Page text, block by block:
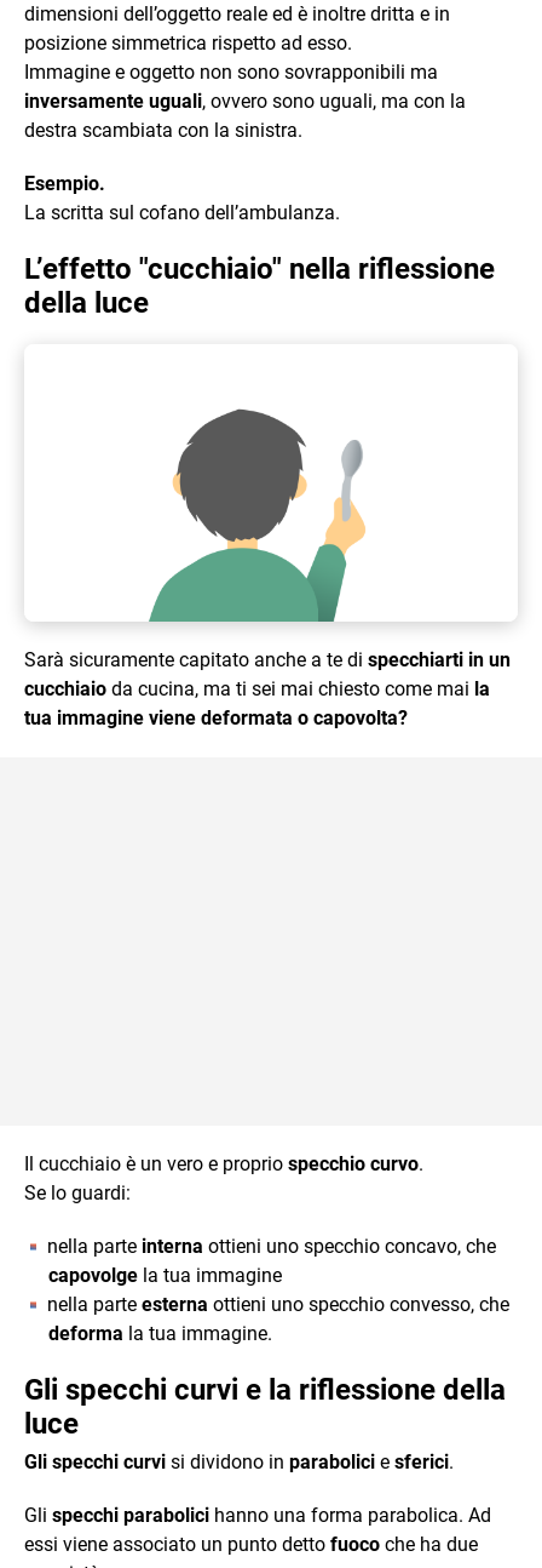
dimensioni dell’oggetto reale ed è inoltre dritta e in
posizione simmetrica rispetto ad esso.
Immagine e oggetto non sono sovrapponibili ma
inversamente uguali, ovvero sono uguali, ma con la
destra scambiata con la sinistra.
Esempio.
La scritta sul cofano dell’ambulanza.
L’effetto "cucchiaio" nella riflessione
della luce
Sarà sicuramente capitato anche a te di specchiarti in un
cucchiaio da cucina, ma ti sei mai chiesto come mai la
tua immagine viene deformata o capovolta?
Il cucchiaio è un vero e proprio specchio curvo.
Se lo guardi:
nella parte interna ottieni uno specchio concavo, che
capovolge la tua immagine
nella parte esterna ottieni uno specchio convesso, che
deforma la tua immagine.
Gli specchi curvi e la riflessione della
luce
Gli specchi curvi si dividono in parabolici e sferici.
Gli specchi parabolici hanno una forma parabolica. Ad
essi viene associato un punto detto fuoco che ha due